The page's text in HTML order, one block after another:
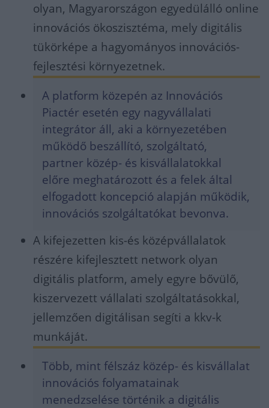
olyan, Magyarországon egyedülálló online
innovációs ökoszisztéma, mely digitális
tükörképe a hagyományos innovációs-
fejlesztési környezetnek.
A platform közepén az Innovációs
Piactér esetén egy nagyvállalati
integrátor áll, aki a környezetében
működő beszállító, szolgáltató,
partner közép- és kisvállalatokkal
előre meghatározott és a felek által
elfogadott koncepció alapján működik,
innovációs szolgáltatókat bevonva.
A kifejezetten kis-és középvállalatok
részére kifejlesztett network olyan
digitális platform, amely egyre bővülő,
kiszervezett vállalati szolgáltatásokkal,
jellemzően digitálisan segíti a kkv-k
munkáját.
Több, mint félszáz közép- és kisvállalat
innovációs folyamatainak
menedzselése történik a digitális